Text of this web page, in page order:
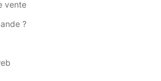
vente
?